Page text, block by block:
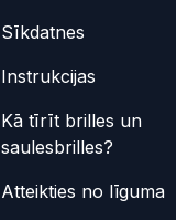
Sīkdatnes
Instrukcijas
Kā tīrīt brilles un
saulesbrilles?
Atteikties no līguma